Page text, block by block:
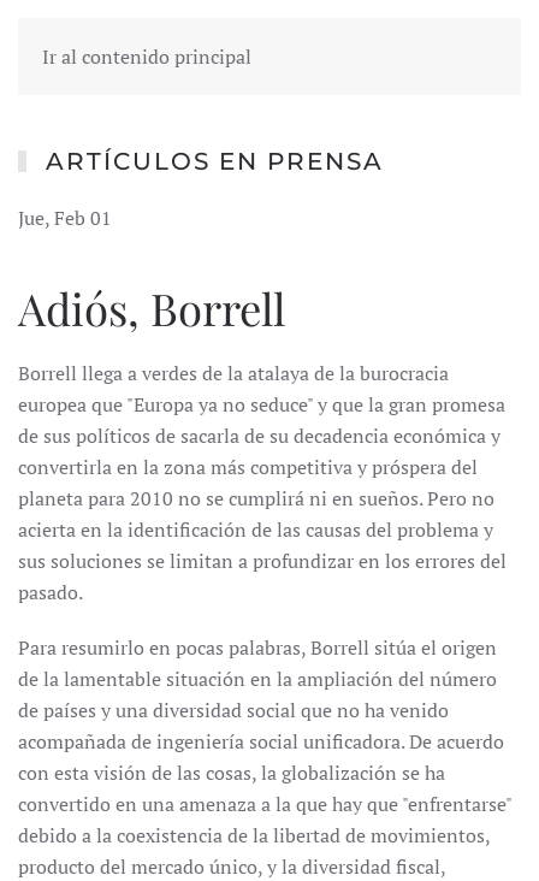
Ir al contenido principal
ARTÍCULOS EN PRENSA
Jue, Feb 01
Adiós, Borrell
Borrell llega a verdes de la atalaya de la burocracia
europea que "Europa ya no seduce" y que la gran promesa
de sus políticos de sacarla de su decadencia económica y
convertirla en la zona más competitiva y próspera del
planeta para 2010 no se cumplirá ni en sueños. Pero no
acierta en la identificación de las causas del problema y
sus soluciones se limitan a profundizar en los errores del
pasado.
Para resumirlo en pocas palabras, Borrell sitúa el origen
de la lamentable situación en la ampliación del número
de países y una diversidad social que no ha venido
acompañada de ingeniería social unificadora. De acuerdo
con esta visión de las cosas, la globalización se ha
convertido en una amenaza a la que hay que "enfrentarse"
debido a la coexistencia de la libertad de movimientos,
producto del mercado único, y la diversidad fiscal,